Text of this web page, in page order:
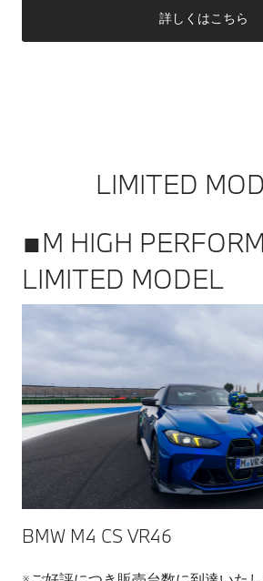
詳しくはこちら
LIMITED
■M HIGH
LIMITED MODEL
BMW M4 CS VR46